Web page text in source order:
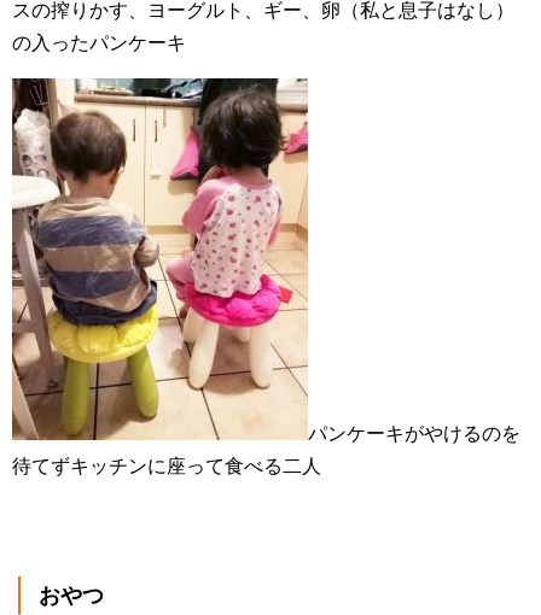
スの搾りかす、ヨーグルト、ギー、卵（私と息子はなし）
の入ったパンケーキ
パンケーキがやけるのを
待てずキッチンに座って食べる二人
おやつ